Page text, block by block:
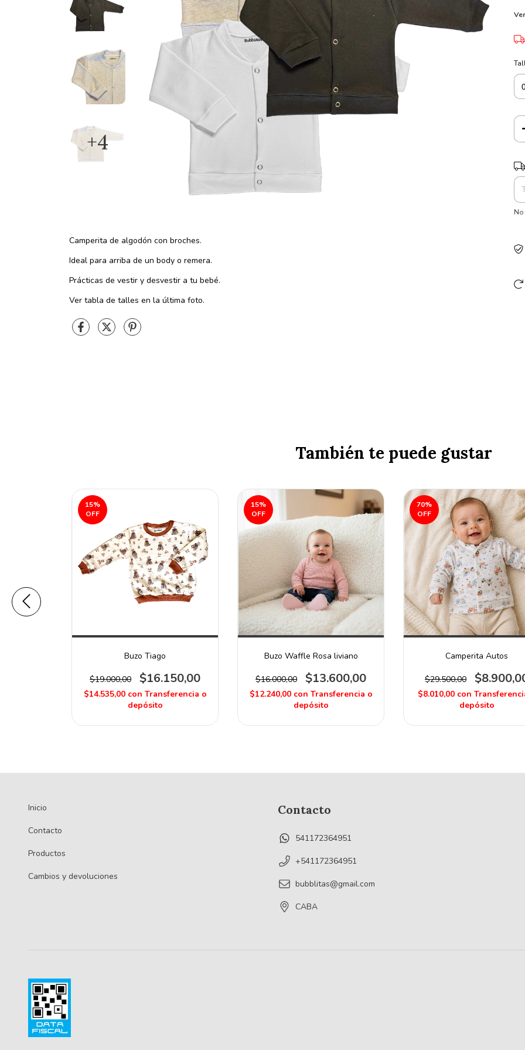
+4
Camperita de algodón con broches.
Ideal para arriba de un body o remera.
Prácticas de vestir y desvestir a tu bebé.
Ver tabla de talles en la última foto.
También te puede gustar
15%
OFF
Buzo Tiago
$19.000,00 $16.150,00
$14.535,00 con Transferencia o
depósito
15%
OFF
Buzo Waffle Rosa liviano
$16.000,00 $13.600,00
$12.240,00 con Transferencia o
depósito
70%
OFF
Camperita Autos
$29.500,00
$8.010,00 con
depósito
Inicio
Contacto
Productos
Cambios y devoluciones
Contacto
541172364951
+541172364951
bubblitas@gmail.com
CABA